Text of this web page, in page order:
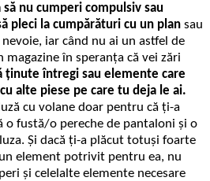
să nu cumperi compulsiv sau
pleci la cumpărături cu un plan sau
iar când nu ai un astfel de
în speranța că vei zări
ținute întregi sau elemente care
alte piese pe care tu deja le ai.
cu volane doar pentru că ți-a
o fustă/o pereche de pantaloni și o
Și dacă ți-a plăcut totuși foarte
element potrivit pentru ea, nu
și celelalte elemente necesare